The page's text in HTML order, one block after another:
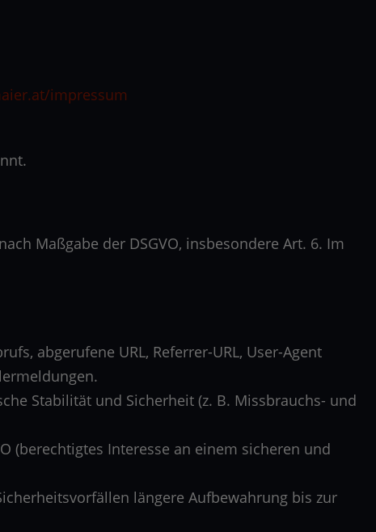
impressum
Maßgabe der DSGVO, insbesondere Art. 6. Im
abgerufene URL, Referrer-URL, User-Agent
Stabilität und Sicherheit (z. B. Missbrauchs- und
(berechtigtes Interesse an einem sicheren und
längere Aufbewahrung bis zur